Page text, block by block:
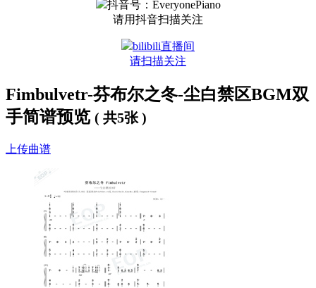
抖音号：EveryonePiano
请用抖音扫描关注
bilibili直播间
请扫描关注
Fimbulvetr-芬布尔之冬-尘白禁区BGM双
手简谱预览 ( 共5张 )
上传曲谱